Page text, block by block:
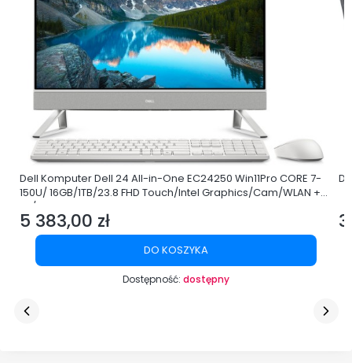
Dell Komputer Dell 24 All-in-One EC24250 Win11Pro CORE 7-
150U/ 16GB/1TB/23.8 FHD Touch/Intel Graphics/Cam/WLAN +
BT/3Y ProSupport
Cena
5 383,00 zł
DO KOSZYKA
Dostępność: dostępny